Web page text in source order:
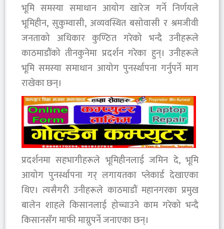
भूमि समस्या समाधान आयोग खारेज गर्ने निर्णयले
भूमिहीन, सुकुम्वासी, अव्यवस्थित बसोवासी र श्रमजीवी
जनताको अधिकार कुण्ठित गरेको भन्दै उनीहरूले
काठमाडौंको तीनकुनेमा प्रदर्शन गरेका हुन्। उनीहरूले
भूमि समस्या समाधान आयोग पुनर्स्थापना गर्नुपर्ने माग
राखेका छन्।
प्रदर्शनमा सहभागीहरूले भूमिहीनलाई जमिन दे, भूमि
आयोग पुनर्स्थापना गर् लगायतका प्लेकार्ड देखाएका
थिए। त्यसैगरी उनीहरूले काठमाडौं महानगरका प्रमुख
बालेन शाहले किसानलाई होच्चाउने काम गरेको भन्दै
किसानसँग माफी माग्नुपर्ने जनाएका छन्।